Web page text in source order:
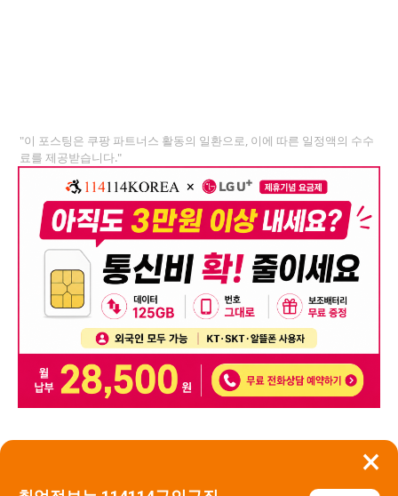
×
"이 포스팅은 쿠팡 파트너스 활동의 일환으로, 이에 따른 일정액의 수수
료를 제공받습니다."